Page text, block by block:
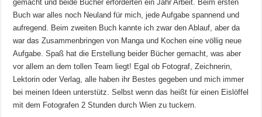
gemacht und beide Bücher erforderten ein Jahr Arbeit. Beim ersten
Buch war alles noch Neuland für mich, jede Aufgabe spannend und
aufregend. Beim zweiten Buch kannte ich zwar den Ablauf, aber da
war das Zusammenbringen von Manga und Kochen eine völlig neue
Aufgabe. Spaß hat die Erstellung beider Bücher gemacht, was aber
vor allem an dem tollen Team liegt! Egal ob Fotograf, Zeichnerin,
Lektorin oder Verlag, alle haben ihr Bestes gegeben und mich immer
bei meinen Ideen unterstütz. Selbst wenn das heißt für einen Eislöffel
mit dem Fotografen 2 Stunden durch Wien zu tuckern.